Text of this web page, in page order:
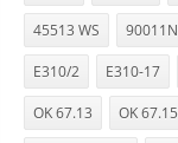
45513 WS 90011N
E310/2 E310-17
OK 67.13 OK 67.15